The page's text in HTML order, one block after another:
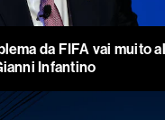
da FIFA vai muito
Infantino